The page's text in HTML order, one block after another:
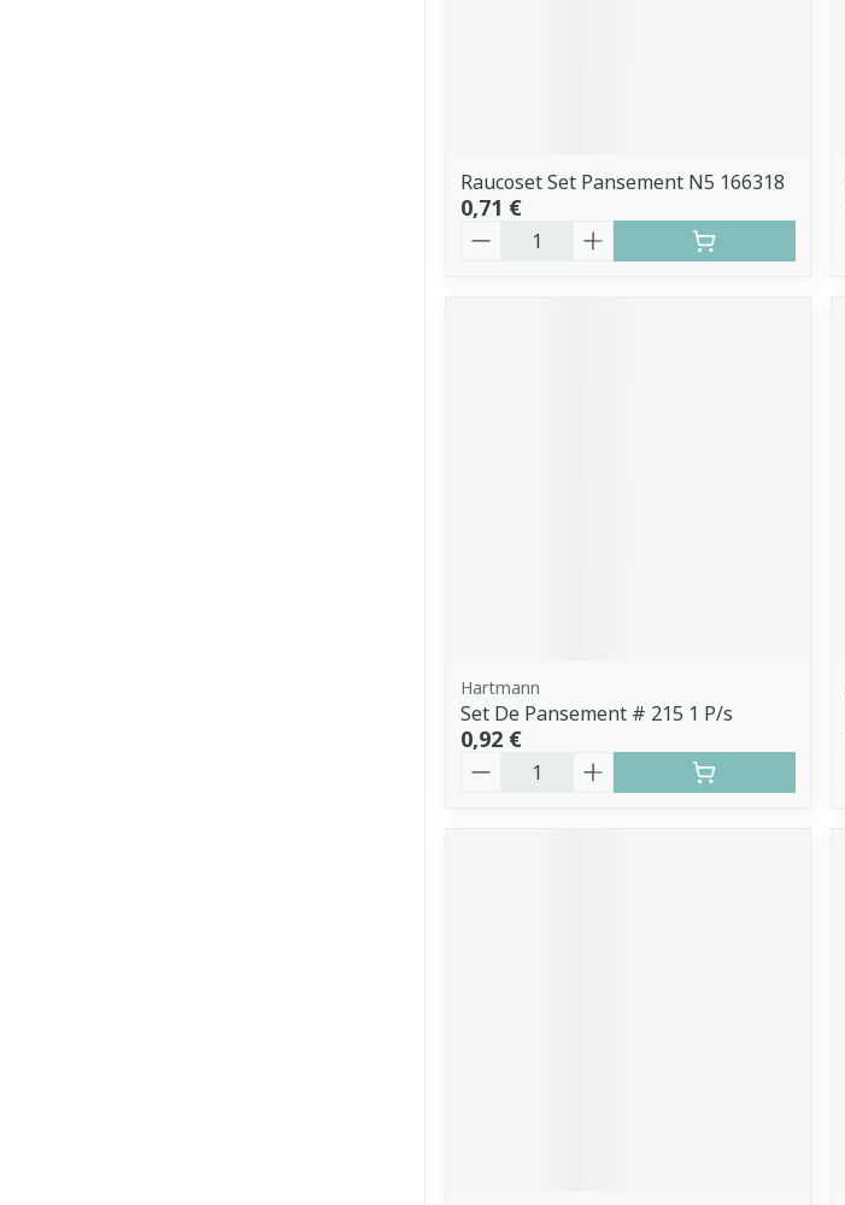
Raucoset Set Pansement N5 166318
0,71 €
Quantité
Hartmann
Set De Pansement # 215 1 P/s
0,92 €
Quantité